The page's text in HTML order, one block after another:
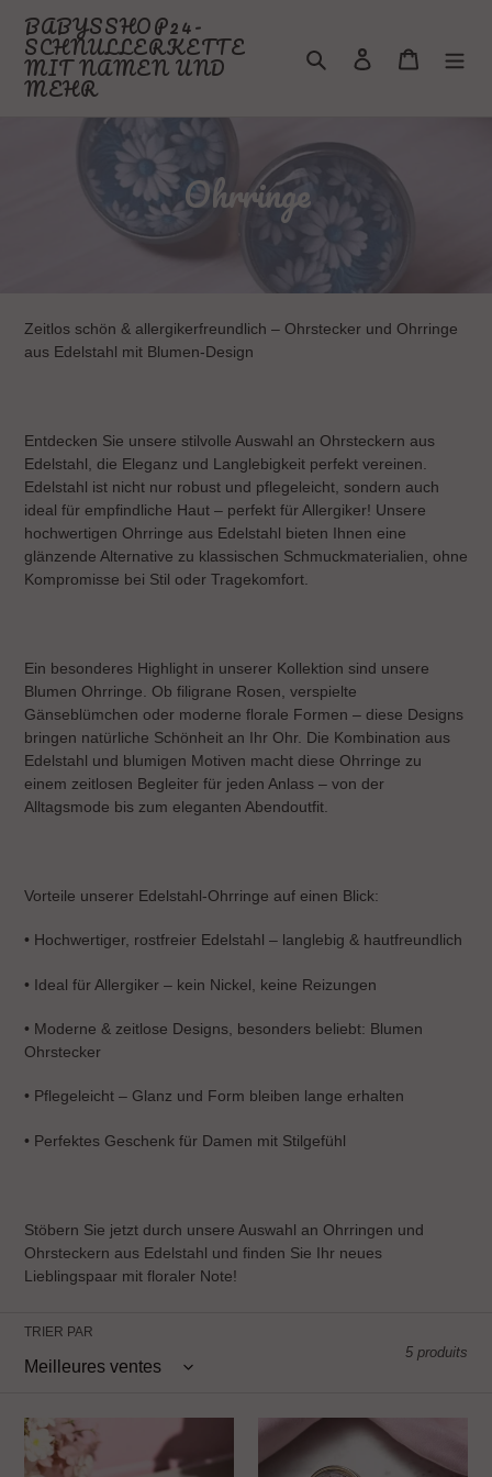
contenu
BABYSSHOP24-
SCHNULLERKETTE
MIT NAMEN UND
MEHR
RechercherSe connecter
Panier
C
o
l
l
e
t
i
o
n
:
Ohrringe
Zeitlos schön & allergikerfreundlich – Ohrstecker und Ohrringe
aus Edelstahl mit Blumen-Design
Entdecken Sie unsere stilvolle Auswahl an Ohrsteckern aus
Edelstahl, die Eleganz und Langlebigkeit perfekt vereinen.
Edelstahl ist nicht nur robust und pflegeleicht, sondern auch
ideal für empfindliche Haut – perfekt für Allergiker! Unsere
hochwertigen Ohrringe aus Edelstahl bieten Ihnen eine
glänzende Alternative zu klassischen Schmuckmaterialien, ohne
Kompromisse bei Stil oder Tragekomfort.
Ein besonderes Highlight in unserer Kollektion sind unsere
Blumen Ohrringe. Ob filigrane Rosen, verspielte
Gänseblümchen oder moderne florale Formen – diese Designs
bringen natürliche Schönheit an Ihr Ohr. Die Kombination aus
Edelstahl und blumigen Motiven macht diese Ohrringe zu
einem zeitlosen Begleiter für jeden Anlass – von der
Alltagsmode bis zum eleganten Abendoutfit.
Vorteile unserer Edelstahl-Ohrringe auf einen Blick:
• Hochwertiger, rostfreier Edelstahl – langlebig & hautfreundlich
• Ideal für Allergiker – kein Nickel, keine Reizungen
• Moderne & zeitlose Designs, besonders beliebt: Blumen
Ohrstecker
• Pflegeleicht – Glanz und Form bleiben lange erhalten
• Perfektes Geschenk für Damen mit Stilgefühl
Stöbern Sie jetzt durch unsere Auswahl an Ohrringen und
Ohrsteckern aus Edelstahl und finden Sie Ihr neues
Lieblingspaar mit floraler Note!
TRIER PAR
5 produits
Ohrringe
Ohrstecker
Ohrringe
Ohrstecker